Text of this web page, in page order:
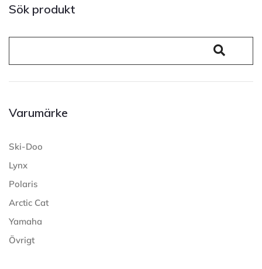
Sök produkt
Varumärke
Ski-Doo
Lynx
Polaris
Arctic Cat
Yamaha
Övrigt